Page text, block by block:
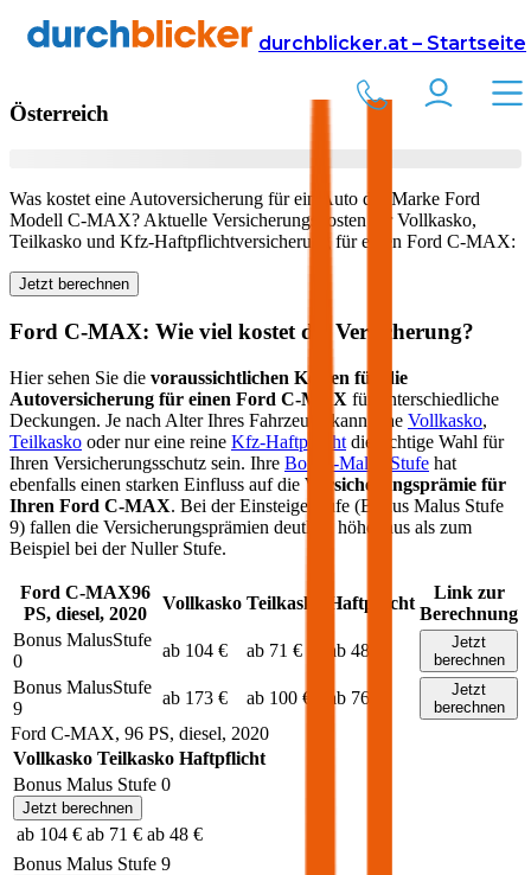
durchblicker.at – Startseite
Versicherung Autoversicherung Ford
Ford C-MAX
in
Österreich
Was kostet eine Autoversicherung für ein Auto der Marke Ford
Modell C-MAX? Aktuelle Versicherungskosten für Vollkasko,
Teilkasko und Kfz-Haftpflichtversicherung für einen Ford C-MAX:
Jetzt berechnen
Ford C-MAX: Wie viel kostet die Versicherung?
Hier sehen Sie die voraussichtlichen Kosten für die
Autoversicherung für einen Ford C-MAX für unterschiedliche
Deckungen. Je nach Alter Ihres Fahrzeugs kann eine Vollkasko,
Teilkasko oder nur eine reine Kfz-Haftpflicht die richtige Wahl für
Ihren Versicherungsschutz sein. Ihre Bonus-Malus Stufe hat
ebenfalls einen starken Einfluss auf die Versicherungsprämie für
Ihren Ford C-MAX. Bei der Einsteigerstufe (Bonus Malus Stufe
9) fallen die Versicherungsprämien deutlich höher aus als zum
Beispiel bei der Nuller Stufe.
Ford C-MAX96
PS, diesel, 2020
Vollkasko Teilkasko Haftpflicht
Link zur
Berechnung
Bonus MalusStufe
0
ab 104 € ab 71 € ab 48 €
Jetzt
berechnen
Bonus MalusStufe
9
ab 173 € ab 100 € ab 76 €
Jetzt
berechnen
Ford C-MAX, 96PS, diesel, 2020
Vollkasko Teilkasko Haftpflicht
Bonus Malus Stufe 0
Jetzt berechnen
ab 104 € ab 71 € ab 48 €
Bonus Malus Stufe 9